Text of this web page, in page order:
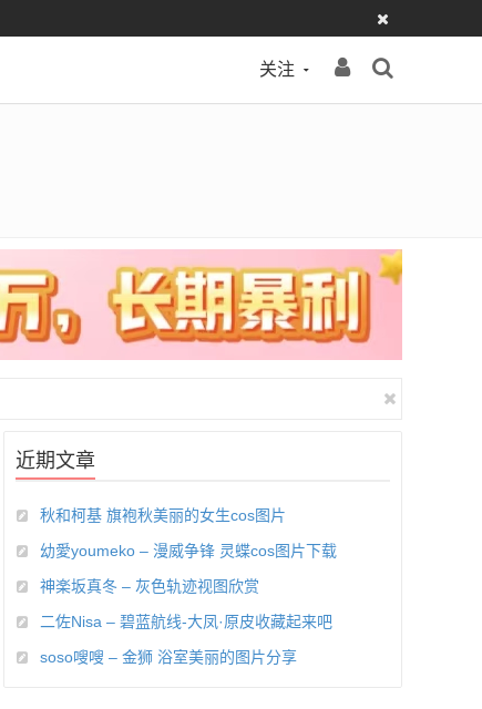
关注
近期文章
秋和柯基 旗袍秋美丽的女生cos图片
幼愛youmeko – 漫威争锋 灵蝶cos图片下载
神楽坂真冬 – 灰色轨迹视图欣赏
二佐Nisa – 碧蓝航线-大凤·原皮收藏起来吧
soso嗖嗖 – 金狮 浴室美丽的图片分享